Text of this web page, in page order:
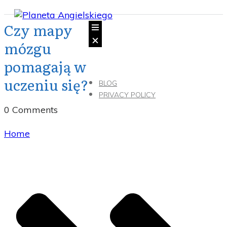
BLOG
PRIVACY POLICY
Czy mapy
mózgu
pomagają w
uczeniu się?
0 Comments
Home